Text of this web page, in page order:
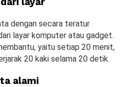
dengan secara teratur
layar komputer atau gadget.
yaitu setiap 20 menit,
20 kaki selama 20 detik.
alami